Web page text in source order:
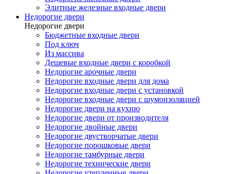
Элитные железные входные двери
Недорогие двери
Недорогие двери
Бюджетные входные двери
Под ключ
Из массива
Дешевые входные двери с коробкой
Недорогие арочные двери
Недорогие входные двери для дома
Недорогие входные двери с установкой
Недорогие входные двери с шумоизоляцией
Недорогие двери на кухню
Недорогие двери от производителя
Недорогие двойные двери
Недорогие двустворчатые двери
Недорогие порошковые двери
Недорогие тамбурные двери
Недорогие технические двери